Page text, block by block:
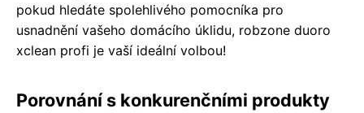
pokud hledáte spolehlivého pomocníka pro
usnadnění vašeho domácího úklidu, robzone duoro
xclean profi je vaší ideální volbou!
Porovnání s konkurenčními produkty